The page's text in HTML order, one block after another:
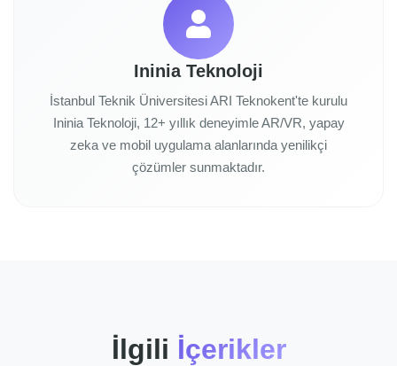
Ininia Teknoloji
İstanbul Teknik Üniversitesi ARI Teknokent'te kurulu
Ininia Teknoloji, 12+ yıllık deneyimle AR/VR, yapay
zeka ve mobil uygulama alanlarında yenilikçi
çözümler sunmaktadır.
İlgili İçerikler